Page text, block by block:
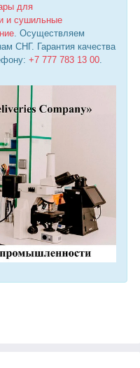
для
и сушильные
. Осуществляем
СНГ. Гарантия качества
+7 777 783 13 00.